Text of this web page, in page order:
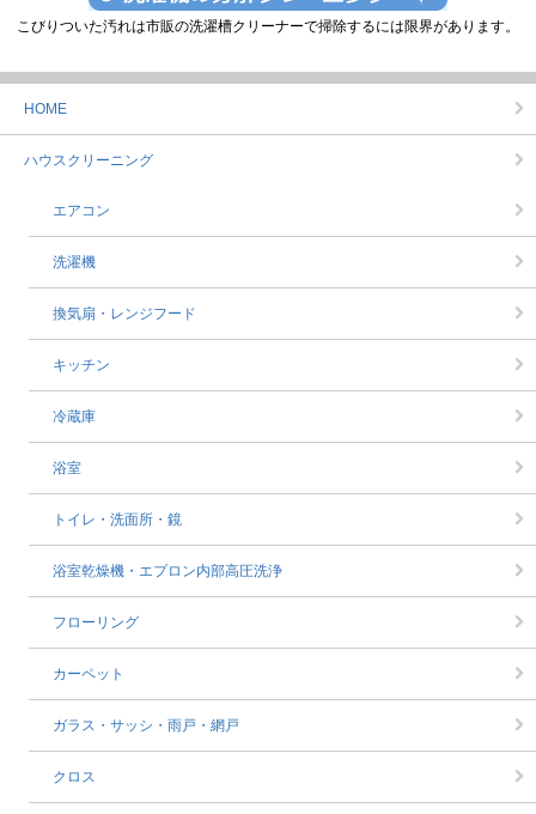
こびりついた汚れは市販の洗濯槽クリーナーで掃除するには限界があります。
HOME
ハウスクリーニング
エアコン
洗濯機
換気扇・レンジフード
キッチン
冷蔵庫
浴室
トイレ・洗面所・鏡
浴室乾燥機・エプロン内部高圧洗浄
フローリング
カーペット
ガラス・サッシ・雨戸・網戸
クロス